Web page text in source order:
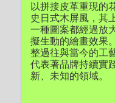
以拼接皮革重現的
史日式木屏風，其
一種圖案都經過放
擬生動的繪畫效果
整過往與當今的工
代表著品牌持續實
新、未知的領域。